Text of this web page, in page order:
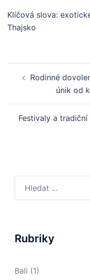
Klíčová slova:
Thajsko
navigation
Rodinné
únik od
Festivaly a
Rubriky
Bali (1)